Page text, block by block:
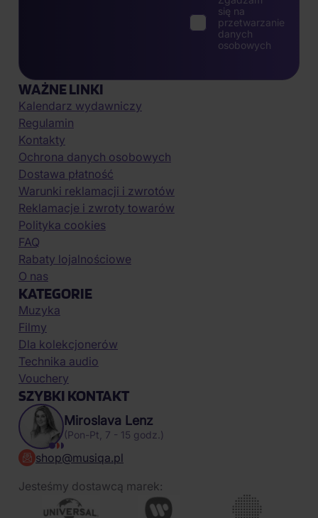
się na
przetwarzanie
danych
osobowych
WAŻNE LINKI
Kalendarz wydawniczy
Regulamin
Kontakty
Ochrona danych osobowych
Dostawa płatność
Warunki reklamacji i zwrotów
Reklamacje i zwroty towarów
Polityka cookies
FAQ
Rabaty lojalnościowe
O nas
KATEGORIE
Muzyka
Filmy
Dla kolekcjonerów
Technika audio
Vouchery
SZYBKI KONTAKT
Miroslava Lenz
(Pon-Pt, 7 - 15 godz.)
shop@musiqa.pl
Jesteśmy dostawcą marek: